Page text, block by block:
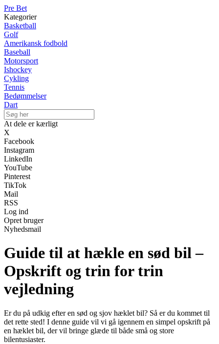
Pre Bet
Kategorier
Basketball
Golf
Amerikansk fodbold
Baseball
Motorsport
Ishockey
Cykling
Tennis
Bedømmelser
Dart
At dele er kærligt
X
Facebook
Instagram
LinkedIn
YouTube
Pinterest
TikTok
Mail
RSS
Log ind
Opret bruger
Nyhedsmail
Guide til at hækle en sød bil –
Opskrift og trin for trin
vejledning
Er du på udkig efter en sød og sjov hæklet bil? Så er du kommet til
det rette sted! I denne guide vil vi gå igennem en simpel opskrift på
en hæklet bil, der vil bringe glæde til både små og store
bilentusiaster.